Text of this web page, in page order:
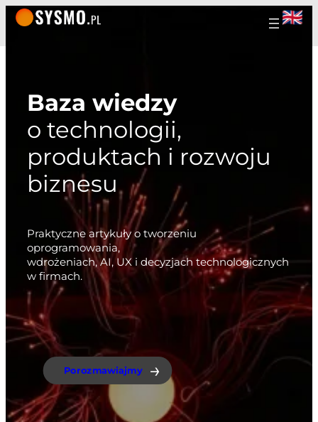
Baza wiedzy
o technologii,
produktach i rozwoju
biznesu
Praktyczne artykuły o tworzeniu
oprogramowania,
wdrożeniach, AI, UX i decyzjach technologicznych
w firmach.
Porozmawiajmy